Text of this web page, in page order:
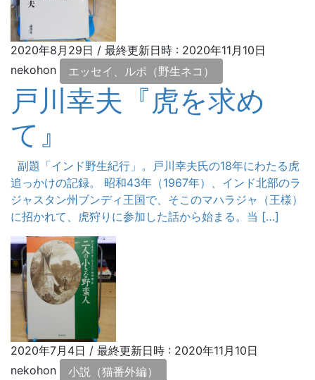
2020年8月29日 / 最終更新日時 : 2020年11月10日
nekohon
エッセイ、ルポ（野生ネコ）
戸川幸夫『虎を求め
て』
副題「インド野生紀行」。戸川幸夫氏の18年にわたる虎
追っかけの記録。 昭和43年（1967年）、インド北部のラ
ジャスタン州ブンディ王国で、そこのマハラジャ（王様）
に招かれて、虎狩りに参加した話から始まる。当 […]
2020年7月4日 / 最終更新日時 : 2020年11月10日
nekohon
小説（猫番外編）